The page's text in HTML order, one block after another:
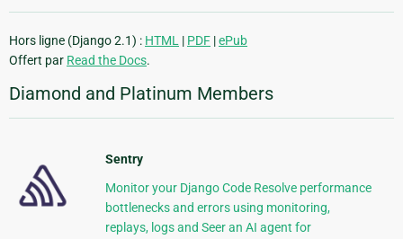
Hors ligne (Django 2.1) : HTML | PDF |ePub
Offert par Read the Docs.
Diamond and Platinum Members
Sentry
Monitor your Django Code Resolve performance
bottlenecks and errors using monitoring,
replays, logs and Seer an AI agent for